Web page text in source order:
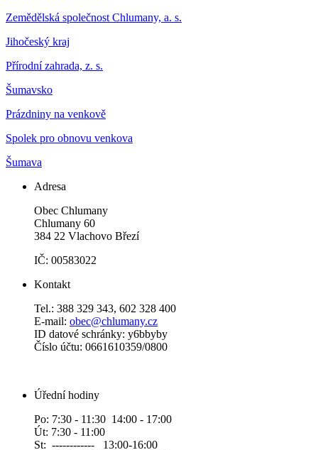
Zemědělská společnost Chlumany, a. s.
Jihočeský kraj
Přírodní zahrada, z. s.
Šumavsko
Prázdniny na venkově
Spolek pro obnovu venkova
Šumava
Adresa
Obec Chlumany
Chlumany 60
384 22 Vlachovo Březí
IČ: 00583022
Kontakt
Tel.: 388 329 343, 602 328 400
E-mail: obec@chlumany.cz
ID datové schránky: y6bbyby
Číslo účtu: 0661610359/0800
Úřední hodiny
Po: 7:30 - 11:30 14:00 - 17:00
Út: 7:30 - 11:00
St: ------------ 13:00-16:00